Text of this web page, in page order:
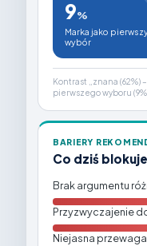
9%
Marka jako
wybór
Kontrast „znana (62%)
pierwszego wyboru
BARIERY
Co dziś
Brak argumentu
Przyzwyczajenie
Niejasna